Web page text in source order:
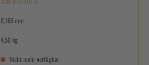
0,165 mm
4,50 kg
Nicht mehr verfügbar